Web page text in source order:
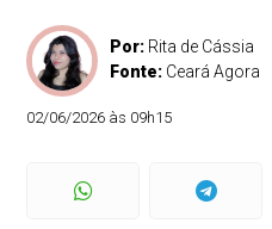
Por: Rita de Cássia
Fonte: Ceará Agora
02/06/2026 às 09h15